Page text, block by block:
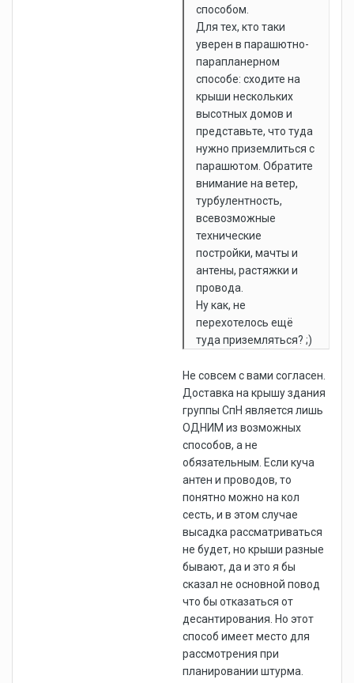
способом.
Для тех, кто таки
уверен в парашютно-
парапланерном
способе: сходите на
крыши нескольких
высотных домов и
представьте, что туда
нужно приземлиться с
парашютом. Обратите
внимание на ветер,
турбулентность,
всевозможные
технические
постройки, мачты и
антены, растяжки и
провода.
Ну как, не
перехотелось ещё
туда приземляться? ;)
Не совсем с вами согласен.
Доставка на крышу здания
группы СпН является лишь
ОДНИМ из возможных
способов, а не
обязательным. Если куча
антен и проводов, то
понятно можно на кол
сесть, и в этом случае
высадка рассматриваться
не будет, но крыши разные
бывают, да и это я бы
сказал не основной повод
что бы отказаться от
десантирования. Но этот
способ имеет место для
рассмотрения при
планировании штурма.